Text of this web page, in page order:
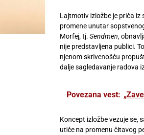
Lajtmotiv izložbe je priča iz
promene unutar
Morfej, tj. Sendmen,
nije predstavljena publici.
njenom skrivenošću
dalje sagledavanje radova
Povezana vest:
Koncept izložbe vezuje se,
utiče na promenu čitavog